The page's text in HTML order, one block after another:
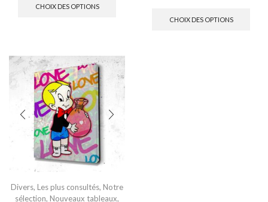
CHOIX DES OPTIONS
CHOIX DES OPTIONS
Divers, Les plus consultés, Notre
sélection, Nouveaux tableaux,